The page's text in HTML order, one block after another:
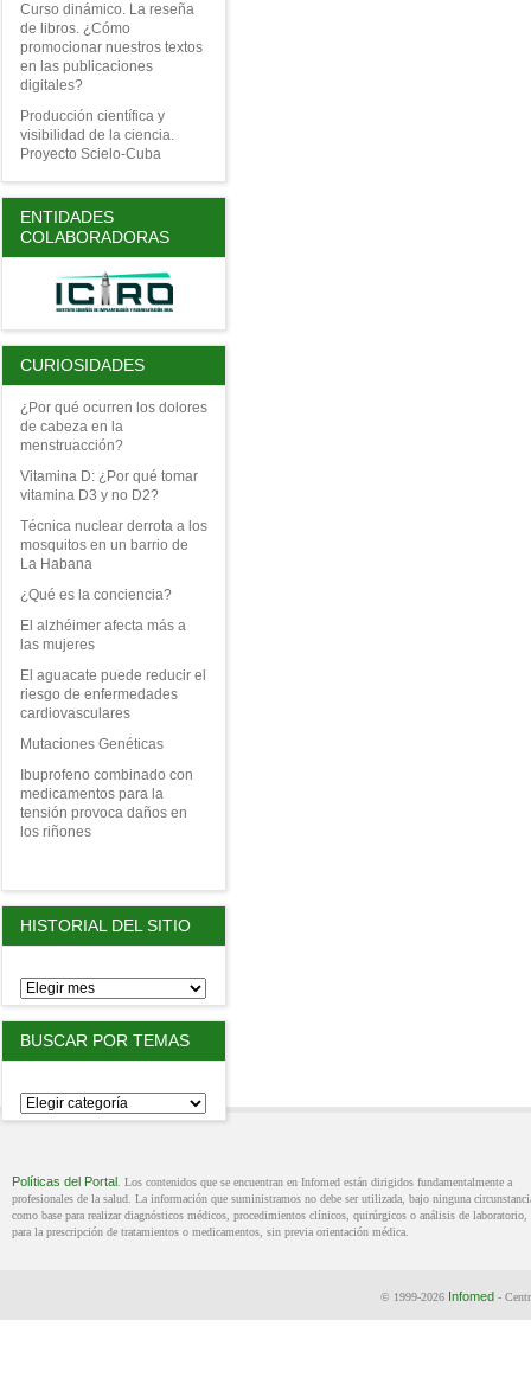
Curso dinámico. La reseña
de libros. ¿Cómo
promocionar nuestros textos
en las publicaciones
digitales?
Producción científica y
visibilidad de la ciencia.
Proyecto Scielo-Cuba
ENTIDADES
COLABORADORAS
CURIOSIDADES
¿Por qué ocurren los dolores
de cabeza en la
menstruacción?
Vitamina D: ¿Por qué tomar
vitamina D3 y no D2?
Técnica nuclear derrota a los
mosquitos en un barrio de
La Habana
¿Qué es la conciencia?
El alzhéimer afecta más a
las mujeres
El aguacate puede reducir el
riesgo de enfermedades
cardiovasculares
Mutaciones Genéticas
Ibuprofeno combinado con
medicamentos para la
tensión provoca daños en
los riñones
HISTORIAL DEL SITIO
BUSCAR POR TEMAS
Políticas del Portal . Los contenidos que se encuentran en Infomed están dirigidos fundamentalmente a
profesionales de la salud. La información que suministramos no debe ser utilizada, bajo ninguna
como base para realizar diagnósticos médicos, procedimientos clínicos, quirúrgicos o análisis de laboratorio,
para la prescripción de tratamientos o medicamentos, sin previa orientación médica.
© 1999-2026 Infomed -